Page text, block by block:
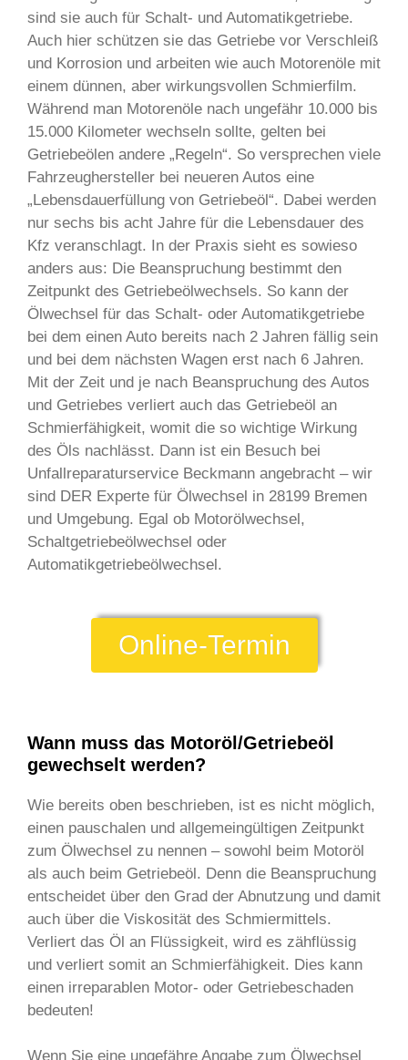
sind sie auch für Schalt- und Automatikgetriebe.
Auch hier schützen sie das Getriebe vor Verschleiß
und Korrosion und arbeiten wie auch Motorenöle mit
einem dünnen, aber wirkungsvollen Schmierfilm.
Während man Motorenöle nach ungefähr 10.000 bis
15.000 Kilometer wechseln sollte, gelten bei
Getriebeölen andere „Regeln“. So versprechen viele
Fahrzeughersteller bei neueren Autos eine
„Lebensdauerfüllung von Getriebeöl“. Dabei werden
nur sechs bis acht Jahre für die Lebensdauer des
Kfz veranschlagt. In der Praxis sieht es sowieso
anders aus: Die Beanspruchung bestimmt den
Zeitpunkt des Getriebeölwechsels. So kann der
Ölwechsel für das Schalt- oder Automatikgetriebe
bei dem einen Auto bereits nach 2 Jahren fällig sein
und bei dem nächsten Wagen erst nach 6 Jahren.
Mit der Zeit und je nach Beanspruchung des Autos
und Getriebes verliert auch das Getriebeöl an
Schmierfähigkeit, womit die so wichtige Wirkung
des Öls nachlässt. Dann ist ein Besuch bei
Unfallreparaturservice Beckmann angebracht – wir
sind DER Experte für Ölwechsel in 28199 Bremen
und Umgebung. Egal ob Motorölwechsel,
Schaltgetriebeölwechsel oder
Automatikgetriebeölwechsel.
Online-Termin
Wann muss das Motoröl/Getriebeöl
gewechselt werden?
Wie bereits oben beschrieben, ist es nicht möglich,
einen pauschalen und allgemeingültigen Zeitpunkt
zum Ölwechsel zu nennen – sowohl beim Motoröl
als auch beim Getriebeöl. Denn die Beanspruchung
entscheidet über den Grad der Abnutzung und damit
auch über die Viskosität des Schmiermittels.
Verliert das Öl an Flüssigkeit, wird es zähflüssig
und verliert somit an Schmierfähigkeit. Dies kann
einen irreparablen Motor- oder Getriebeschaden
bedeuten!
Wenn Sie eine ungefähre Angabe zum Ölwechsel